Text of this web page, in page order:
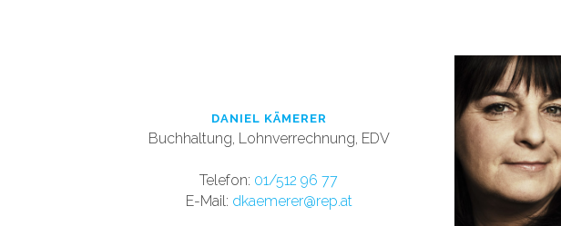
DANIEL KÄMERER
Buchhaltung, Lohnverrechnung, EDV
Telefon: 01/512 96 77
E-Mail: dkaemerer@rep.at